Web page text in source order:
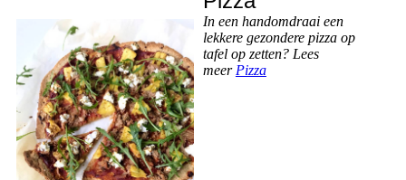
In een handomdraai een
lekkere gezondere pizza op
tafel op zetten? Lees
meer Pizza